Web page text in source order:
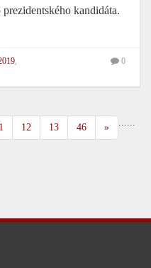
kandidáta.
,
0
...
12 13 ...
46 »